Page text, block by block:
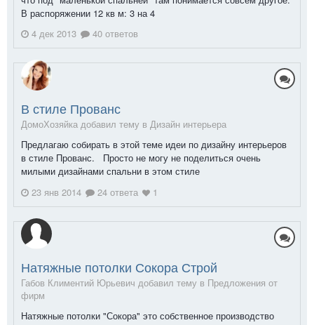
В распоряжении 12 кв м: 3 на 4
4 дек 2013
40 ответов
В стиле Прованс
ДомоХозяйка добавил тему в Дизайн интерьера
Предлагаю собирать в этой теме идеи по дизайну интерьеров
в стиле Прованс. Просто не могу не поделиться очень
милыми дизайнами спальни в этом стиле
23 янв 2014
24 ответа 1
Натяжные потолки Сокора Строй
Габов Климентий Юрьевич добавил тему в Предложения от
фирм
Натяжные потолки "Сокора" это собственное производство